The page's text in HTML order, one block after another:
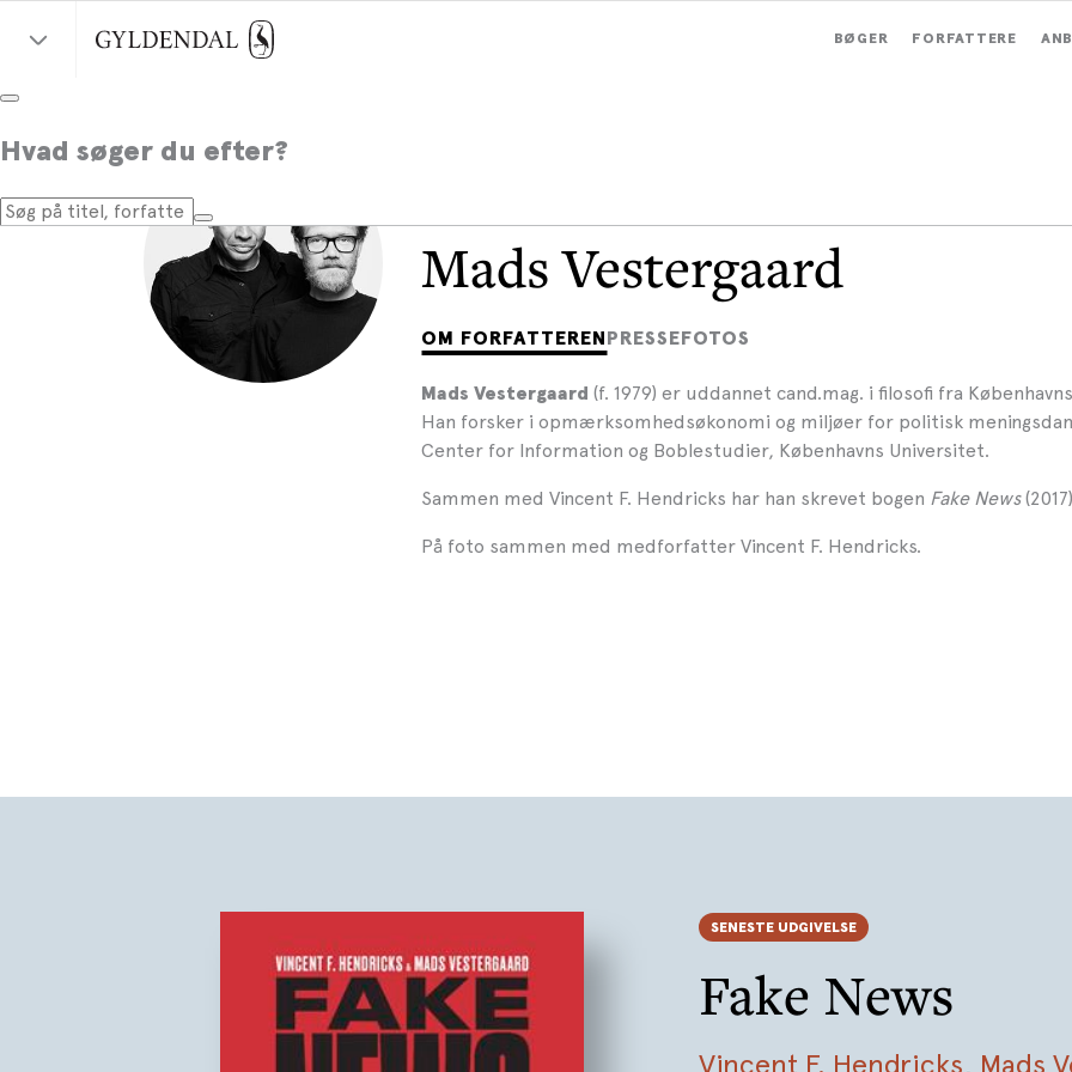
BØGER FORFATTERE
Hvad søger du efter?
Mads Vestergaard
OM FORFATTEREN PRESSEFOTOS
Mads Vestergaard (f. 1979) er uddannet cand.mag. i filosofi fra
Han forsker i opmærksomhedsøkonomi og miljøer for politisk
Center for Information og Boblestudier, Københavns Universitet.
Sammen med Vincent F. Hendricks har han skrevet bogen Fake News
På foto sammen med medforfatter Vincent F. Hendricks.
SENESTE UDGIVELSE
Fake News
Vincent F. Hendricks, Mads